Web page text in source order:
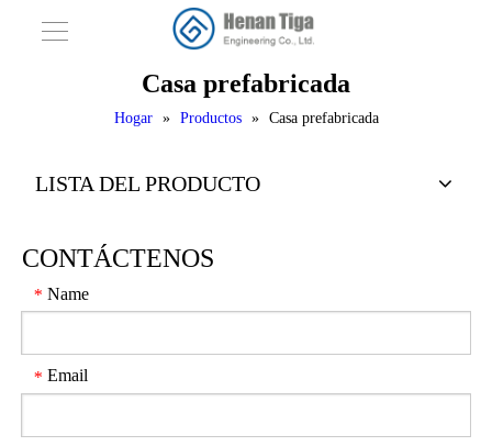
Casa prefabricada
Hogar » Productos » Casa prefabricada
LISTA DEL PRODUCTO
CONTÁCTENOS
* Name
* Email